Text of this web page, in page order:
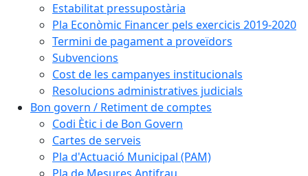
Estabilitat pressupostària
Pla Econòmic Financer pels exercicis 2019-2020
Termini de pagament a proveïdors
Subvencions
Cost de les campanyes institucionals
Resolucions administratives judicials
Bon govern / Retiment de comptes
Codi Ètic i de Bon Govern
Cartes de serveis
Pla d'Actuació Municipal (PAM)